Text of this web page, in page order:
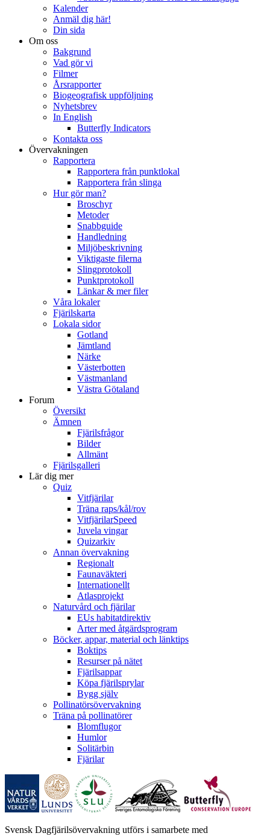
Kalender
Anmäl dig här!
Din sida
Om oss
Bakgrund
Vad gör vi
Filmer
Årsrapporter
Biogeografisk uppföljning
Nyhetsbrev
In English
Butterfly Indicators
Kontakta oss
Övervakningen
Rapportera
Rapportera från punktlokal
Rapportera från slinga
Hur gör man?
Broschyr
Metoder
Snabbguide
Handledning
Miljöbeskrivning
Viktigaste filerna
Slingprotokoll
Punktprotokoll
Länkar & mer filer
Våra lokaler
Fjärilskarta
Lokala sidor
Gotland
Jämtland
Närke
Västerbotten
Västmanland
Västra Götaland
Forum
Översikt
Ämnen
Fjärilsfrågor
Bilder
Allmänt
Fjärilsgalleri
Lär dig mer
Quiz
Vitfjärilar
Träna raps/kål/rov
VitfjärilarSpeed
Juvela vingar
Quizarkiv
Annan övervakning
Regionalt
Faunaväkteri
Internationellt
Atlasprojekt
Naturvård och fjärilar
EUs habitatdirektiv
Arter med åtgärdsprogram
Böcker, appar, material och länktips
Boktips
Resurser på nätet
Fjärilsappar
Köpa fjärilsprylar
Bygg själv
Pollinatörsövervakning
Träna på pollinatörer
Blomflugor
Humlor
Solitärbin
Fjärilar
Svensk Dagfjärilsövervakning utförs i samarbete med